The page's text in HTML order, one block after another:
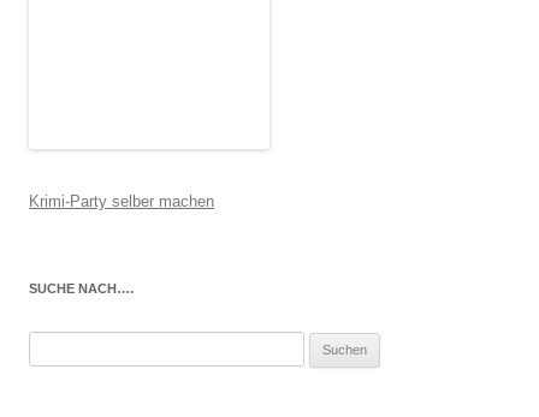
Krimi-Party selber machen
SUCHE NACH….